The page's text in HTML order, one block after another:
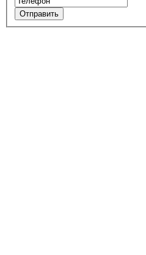
Отправить